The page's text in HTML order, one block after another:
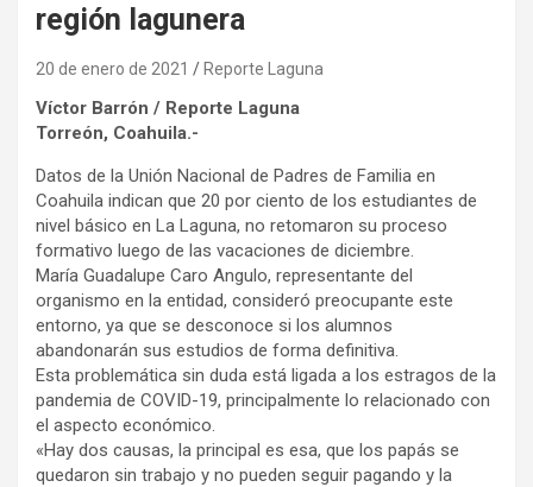
región lagunera
20 de enero de 2021 Reporte Laguna
Víctor Barrón / Reporte Laguna
Torreón, Coahuila.-
Datos de la Unión Nacional de Padres de Familia en
Coahuila indican que 20 por ciento de los estudiantes de
nivel básico en La Laguna, no retomaron su proceso
formativo luego de las vacaciones de diciembre.
María Guadalupe Caro Angulo, representante del
organismo en la entidad, consideró preocupante este
entorno, ya que se desconoce si los alumnos
abandonarán sus estudios de forma definitiva.
Esta problemática sin duda está ligada a los estragos de la
pandemia de COVID-19, principalmente lo relacionado con
el aspecto económico.
«Hay dos causas, la principal es esa, que los papás se
quedaron sin trabajo y no pueden seguir pagando y la